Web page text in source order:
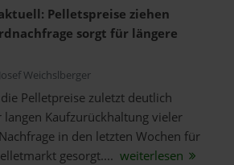
Pelletspreise ziehen
sorgt für längere
Weichslberger
Pelletpreise zuletzt deutlich
langen Kaufzurückhaltung vieler
in den letzten Wochen für
gesorgt.... weiterlesen